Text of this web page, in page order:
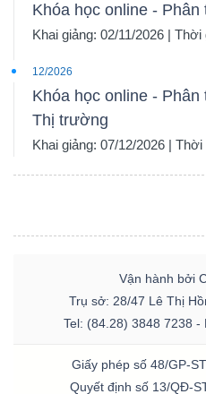
Khóa học online -
Khai giảng: 02/11/2026 | Thời
12/2026
Khóa học online -
Thị trường
Khai giảng: 07/12/2026 |
Vận hành bởi
Trụ sở: 28/47 Lê Thị
Tel: (84.28) 3848 7238
Giấy phép số 48/GP-
Quyết định số 13/QĐ-